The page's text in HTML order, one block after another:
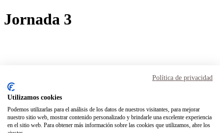
Jornada 3
Política de cookies
Inicio
Transparencia
Mi cuenta
Política de privacidad
Utilizamos cookies
Podemos utilizarlas para el análisis de los datos de nuestros visitantes, para mejorar
nuestro sitio web, mostrar contenido personalizado y brindarle una excelente experiencia
en el sitio web. Para obtener más información sobre las cookies que utilizamos, abre los